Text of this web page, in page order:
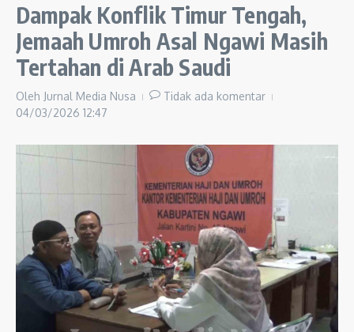
Dampak Konflik Timur Tengah,
Jemaah Umroh Asal Ngawi Masih
Tertahan di Arab Saudi
Oleh Jurnal Media Nusa
Tidak ada komentar
04/03/2026 12:47